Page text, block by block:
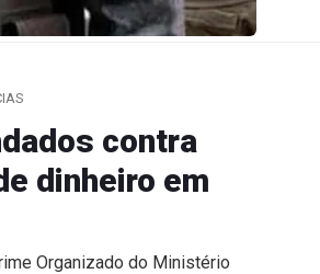
contra
dinheiro em
Organizado do Ministério